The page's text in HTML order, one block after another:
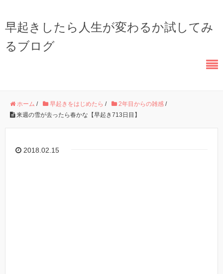
早起きしたら人生が変わるか試してみ
るブログ
ホーム / 早起きをはじめたら / 2年目からの雑感 /
来週の雪が去ったら春かな【早起き713日目】
2018.02.15